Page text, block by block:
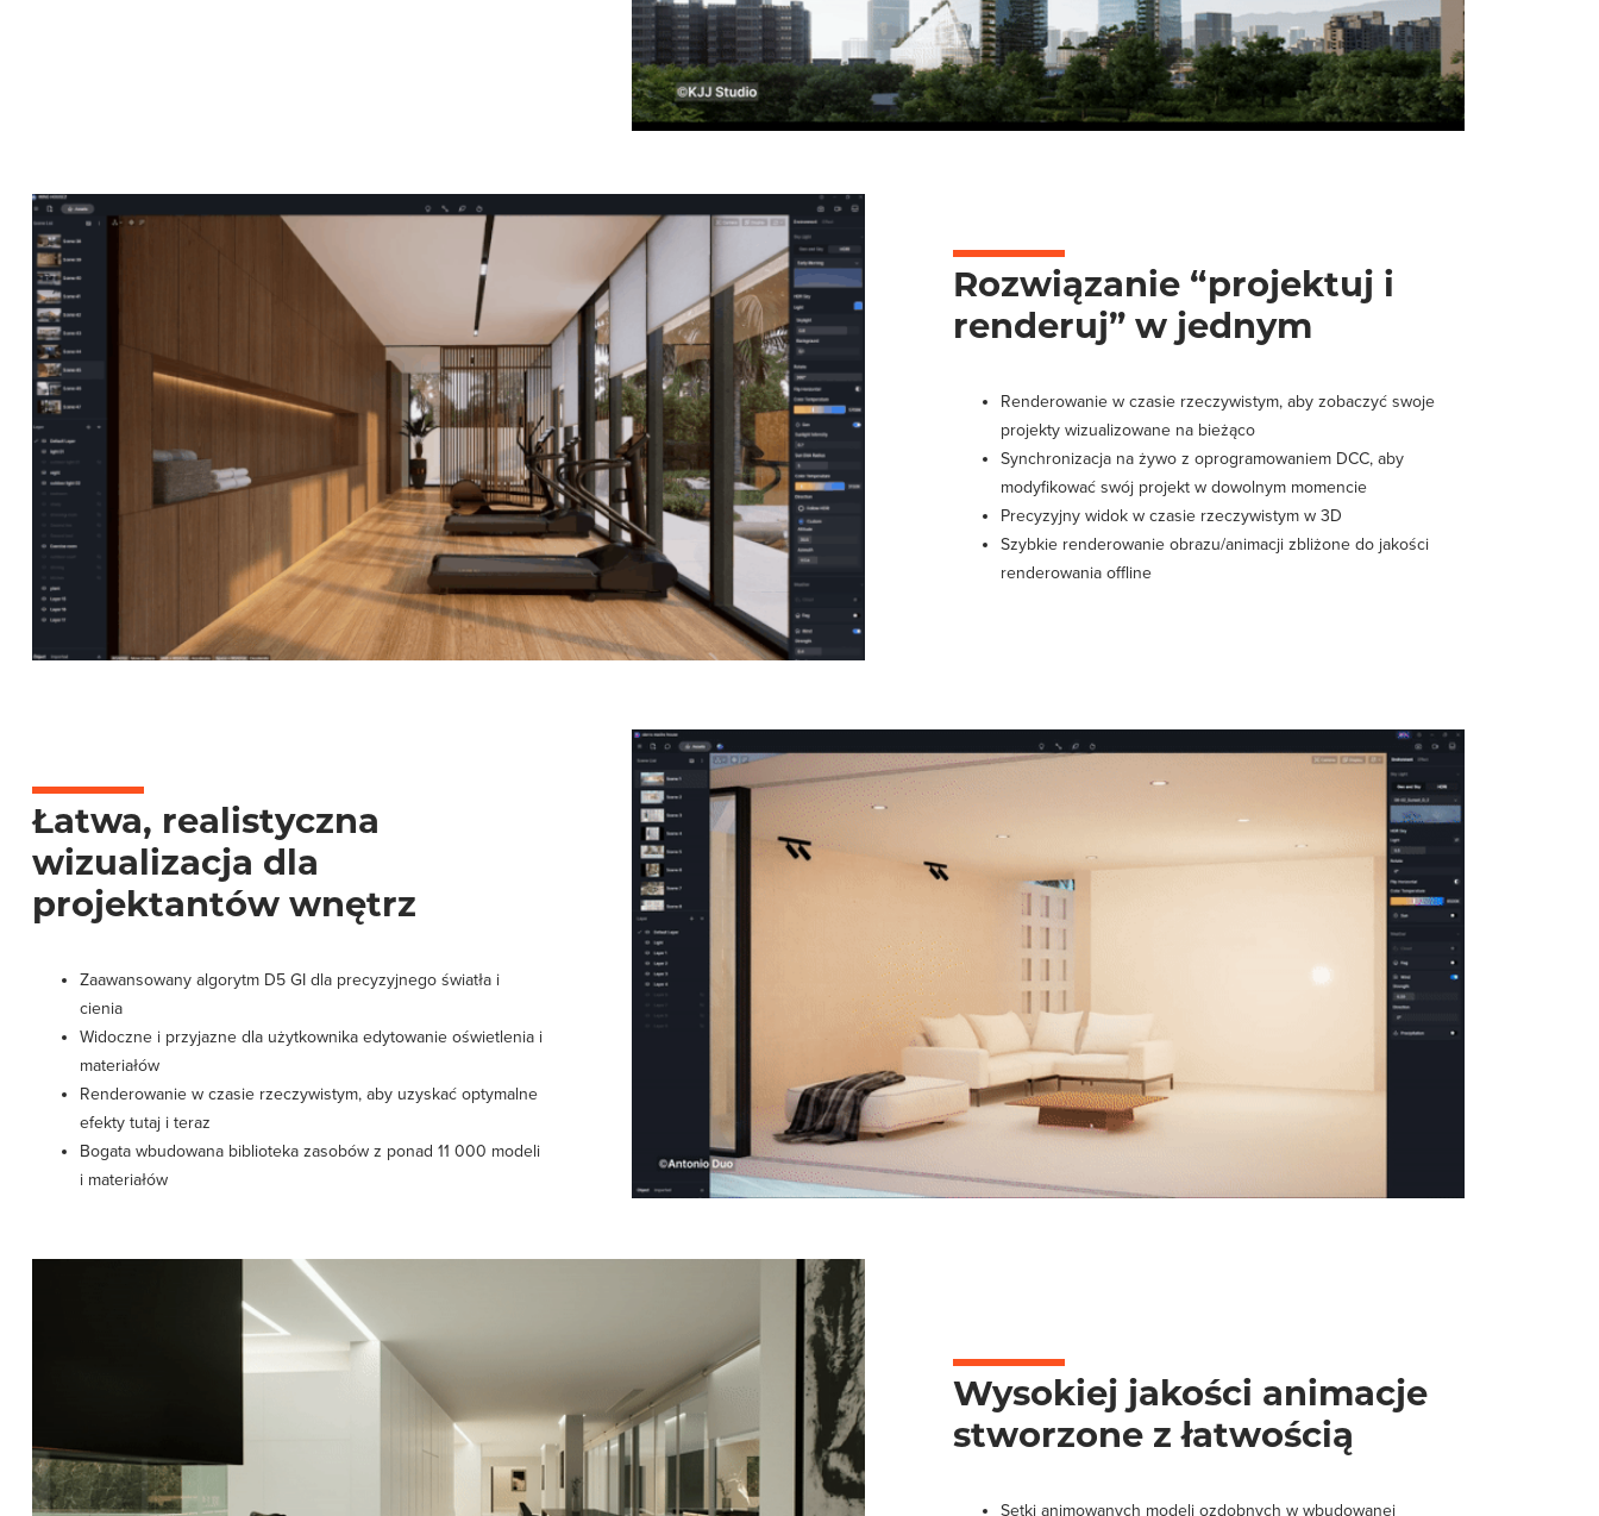
Rozwiązanie “projektuj i
renderuj” w jednym
Renderowanie w czasie rzeczywistym, aby zobaczyć swoje
projekty wizualizowane na bieżąco
Synchronizacja na żywo z oprogramowaniem DCC, aby
modyfikować swój projekt w dowolnym momencie
Precyzyjny widok w czasie rzeczywistym w 3D
Szybkie renderowanie obrazu/animacji zbliżone do jakości
renderowania offline
Łatwa, realistyczna
wizualizacja dla
projektantów wnętrz
Zaawansowany algorytm D5 GI dla precyzyjnego światła i
cienia
Widoczne i przyjazne dla użytkownika edytowanie oświetlenia i
materiałów
Renderowanie w czasie rzeczywistym, aby uzyskać optymalne
efekty tutaj i teraz
Bogata wbudowana biblioteka zasobów z ponad 11 000 modeli
i materiałów
Wysokiej jakości animacje
stworzone z łatwością
Setki animowanych modeli ozdobnych w wbudowanej